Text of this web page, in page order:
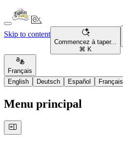
Skip to content
Commencez à taper...
⌘ K
Français
English
Deutsch Español Français
Menu principal